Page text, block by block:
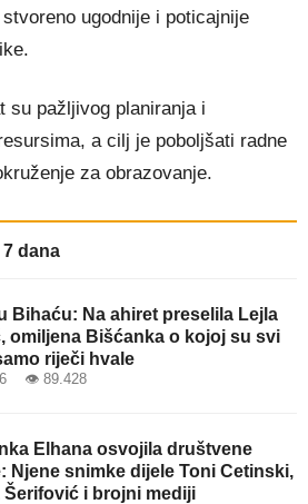
ugodnije i poticajnije
su pažljivog planiranja i
a cilj je poboljšati radne
za obrazovanje.
dana
Bihaću: Na ahiret preselila Lejla
omiljena Bišćanka o kojoj su svi
riječi hvale
👁 89.428
Elhana osvojila društvene
Njene snimke dijele Toni Cetinski,
Šerifović i brojni mediji